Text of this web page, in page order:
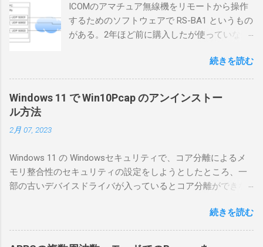
ICOMのアマチュア無線機をリモートから操作
するためのソフトウェアで RS-BA1 というもの
がある。2年ほど前に購入したが使っていなか
としているので、リモートから操作できる無
線局構築のために、真面目に使ってみること
くだろうと思ったのだが、ちっともそんなに
合は、下記のこれらものが必要である ICOMの
無線機。 今回は私が持っているIC-7300を使
う。 無線機側(サーバ側) のWindows PC。 今
を入れて使っている。 TPMとか入っているの
でBitLockerのDisk暗号化もでき、遠隔地で盗難
続きを読む
Windows 11 で Win10Pcap のアンインストー
ル方法
2月 07, 2023
Windows 11 の Windowsセキュリティで、コア分離によるメ
モリ整合性のセキュリティの設定をしようとしたところ、一
部の古いデバイスドライバが入っているとコア分離ができな
で利用する Win10Pcap.sys が入っているためにコア分離がで
きないとエラーが出ておりました。 アンインストールのプロ
グラムなどを走らせてもアンインストールできなかったの
続きを読む